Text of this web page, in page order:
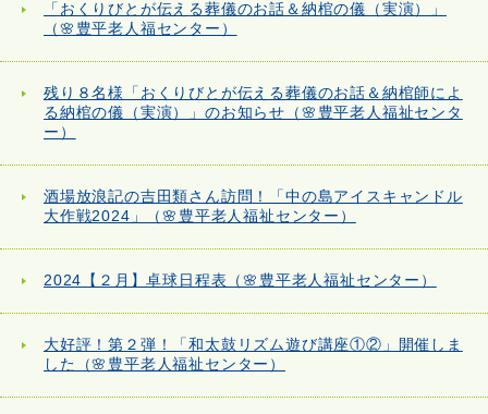
「おくりびとが伝える葬儀のお話＆納棺の儀（実演）」
（🌸豊平老人福センター）
残り８名様「おくりびとが伝える葬儀のお話＆納棺師によ
る納棺の儀（実演）」のお知らせ（🌸豊平老人福祉センタ
ー）
酒場放浪記の吉田類さん訪問！「中の島アイスキャンドル
大作戦2024」（🌸豊平老人福祉センター）
2024【２月】卓球日程表（🌸豊平老人福祉センター）
大好評！第２弾！「和太鼓リズム遊び講座①②」開催しま
した（🌸豊平老人福祉センター）